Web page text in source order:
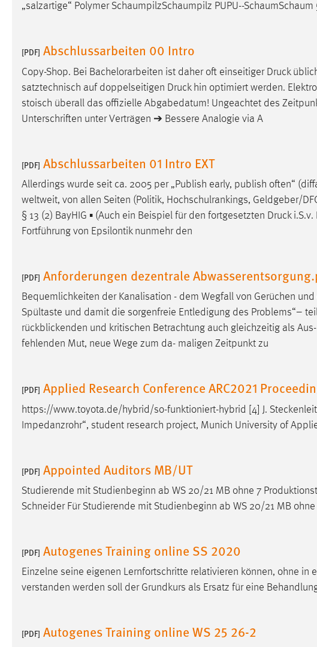
„salzartige“ Polymer SchaumpilzSchaumpilz PUPU--SchaumSchaum
[PDF] Abschlussarbeiten 00 Intro
Copy-Shop. Bei Bachelorarbeiten ist daher oft einseitiger Druck
satztechnisch auf doppelseitigen Druckhin optimiert werden.
stoisch überall das offizielle Abgabedatum! Ungeachtet des
Unterschriften unter Verträgen ➔ Bessere Analogie via A
[PDF] Abschlussarbeiten 01 Intro EXT
Allerdings wurde seit ca. 2005 per „Publish early, publish often“
weltweit, von allen Seiten (Politik, Hochschulrankings, Geldgeber/
§ 13 (2) BayHIG ▪ (Auch ein Beispiel für den fortgesetzten Drucki.S.v.
Fortführung von Epsilontik nunmehr den
[PDF] Anforderungen dezentrale
Bequemlichkeiten der Kanalisation - dem Wegfall von Gerüchen
Spültaste und damit die sorgenfreie Entledigung des Problems“–
rückblickenden und kritischen Betrachtung auch gleichzeitig als Aus-
fehlenden Mut, neue Wege zum da- maligen Zeitpunkt zu
[PDF] Applied Research Conference ARC2021
https://www.toyota.de/hybrid/so-funktioniert-hybrid [4] J.
Impedanzrohr“, student research project, Munich University of
[PDF] Appointed Auditors MB/UT
Studierende mit Studienbeginn ab WS 20/21 MB ohne 7
Schneider Für Studierende mit Studienbeginn ab WS 20/21 MB
[PDF] Autogenes Training online SS 2020
Einzelne seine eigenen Lernfortschritte relativieren können, ohne in
verstanden werden soll der Grundkurs als Ersatz für eine
[PDF] Autogenes Training online WS 25 26-2